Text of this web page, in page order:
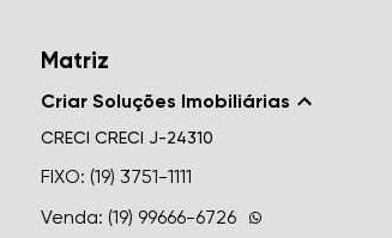
Matriz
Criar Soluções Imobiliárias
CRECI CRECI J-24310
FIXO: (19) 3751-1111
Venda: (19) 99666-6726